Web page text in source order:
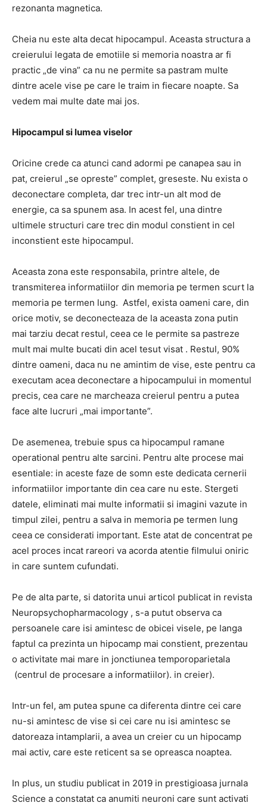
rezonanta magnetica.
Cheia nu este alta decat hipocampul. Aceasta structura a
creierului legata de emotiile si memoria noastra ar fi
practic „de vina” ca nu ne permite sa pastram multe
dintre acele vise pe care le traim in fiecare noapte. Sa
vedem mai multe date mai jos.
Hipocampul si lumea viselor
Oricine crede ca atunci cand adormi pe canapea sau in
pat, creierul „se opreste” complet, greseste. Nu exista o
deconectare completa, dar trec intr-un alt mod de
energie, ca sa spunem asa. In acest fel, una dintre
ultimele structuri care trec din modul constient in cel
inconstient este hipocampul.
Aceasta zona este responsabila, printre altele, de
transmiterea informatiilor din memoria pe termen scurt la
memoria pe termen lung. Astfel, exista oameni care, din
orice motiv, se deconecteaza de la aceasta zona putin
mai tarziu decat restul, ceea ce le permite sa pastreze
mult mai multe bucati din acel tesut visat . Restul, 90%
dintre oameni, daca nu ne amintim de vise, este pentru ca
executam acea deconectare a hipocampului in momentul
precis, cea care ne marcheaza creierul pentru a putea
face alte lucruri „mai importante”.
De asemenea, trebuie spus ca hipocampul ramane
operational pentru alte sarcini. Pentru alte procese mai
esentiale: in aceste faze de somn este dedicata cernerii
informatiilor importante din cea care nu este. Stergeti
datele, eliminati mai multe informatii si imagini vazute in
timpul zilei, pentru a salva in memoria pe termen lung
ceea ce considerati important. Este atat de concentrat pe
acel proces incat rareori va acorda atentie filmului oniric
in care suntem cufundati.
Pe de alta parte, si datorita unui articol publicat in revista
Neuropsychopharmacology , s-a putut observa ca
persoanele care isi amintesc de obicei visele, pe langa
faptul ca prezinta un hipocamp mai constient, prezentau
o activitate mai mare in jonctiunea temporoparietala
(centrul de procesare a informatiilor). in creier).
Intr-un fel, am putea spune ca diferenta dintre cei care
nu-si amintesc de vise si cei care nu isi amintesc se
datoreaza intamplarii, a avea un creier cu un hipocamp
mai activ, care este reticent sa se opreasca noaptea.
In plus, un studiu publicat in 2019 in prestigioasa jurnala
Science a constatat ca anumiti neuroni care sunt activati